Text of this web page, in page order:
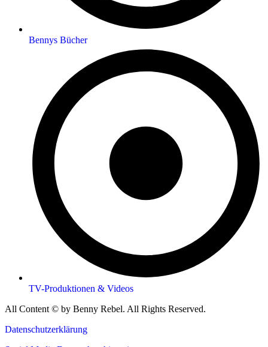
Bennys Bücher
TV-Produktionen & Videos
All Content © by Benny Rebel. All Rights Reserved.
Datenschutzerklärung